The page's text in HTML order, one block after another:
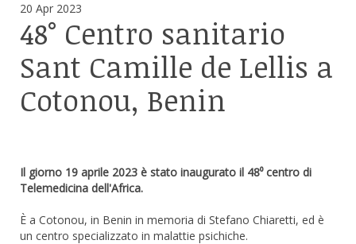
20 Apr 2023
48° Centro sanitario
Sant Camille de Lellis a
Cotonou, Benin
Il giorno 19 aprile 2023 è stato inaugurato il 48⁰ centro di
Telemedicina dell'Africa.
È a Cotonou, in Benin in memoria di Stefano Chiaretti, ed è
un centro specializzato in malattie psichiche.